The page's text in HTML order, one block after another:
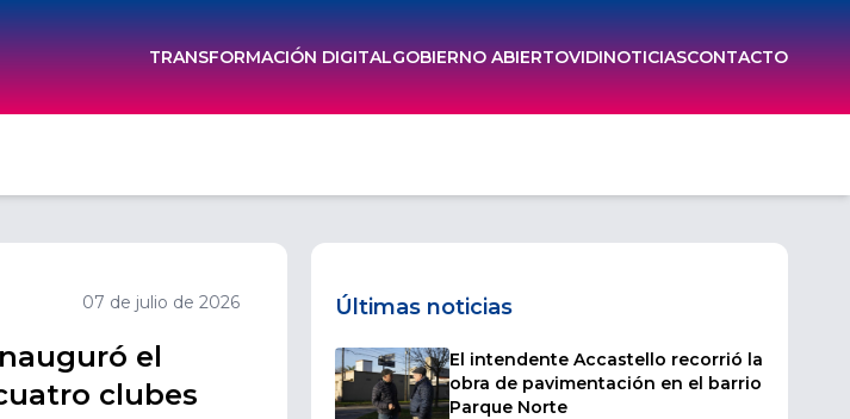
TRANSFORMACIÓN DIGITALGOBIERNO ABIERTOVIDINOTICIASCONTACTO
07 de julio de 2026
el
clubes
Últimas noticias
El intendente Accastello recorrió la
obra de pavimentación en el barrio
Parque Norte